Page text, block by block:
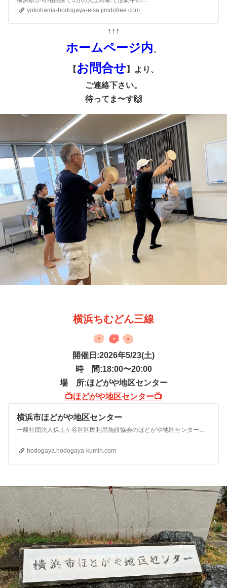
yokohama-hodogaya-eisa.jimdofree.com
↑↑↑
ホームページ内、
【 お問合せ 】より、
ご連絡下さい。
待ってま〜す🙌
横浜ちむどん三線
開催日:2026年5/23(土)
時 間:18:00〜20:00
場 所:ほどがや地区センター
📺ほどがや地区センター📺
横浜市ほどがや地区センター
hodogaya.hodogaya-kumin.com